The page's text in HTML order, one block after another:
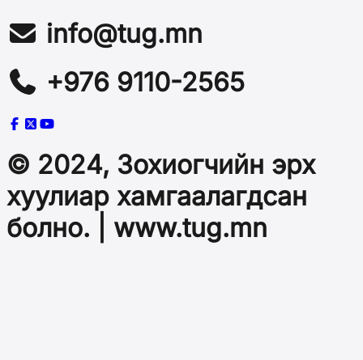
info@tug.mn
+976 9110-2565
© 2024, Зохиогчийн эрх
хуулиар хамгаалагдсан
болно. | www.tug.mn